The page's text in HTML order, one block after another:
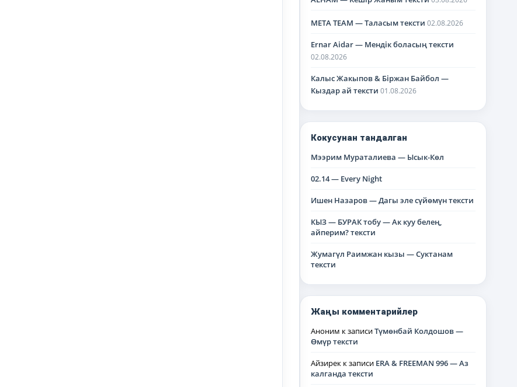
META TEAM — Таласым тексти 02.08.2026
Ernar Aidar — Мендік боласың тексти
02.08.2026
Калыс Жакыпов & Біржан Байбол —
Кыздар ай тексти 01.08.2026
Кокусунан тандалган
Мээрим Мураталиева — Ысык-Көл
02.14 — Every Night
Ишен Назаров — Дагы эле сүйөмүн тексти
КЫЗ — БУРАК тобу — Ак куу белең,
айперим? тексти
Жумагүл Раимжан кызы — Суктанам
тексти
Жаңы комментарийлер
Аноним к записиТүмөнбай Колдошов —
Өмүр тексти
Айзирек к записи ERA & FREEMAN 996 — Аз
калганда тексти